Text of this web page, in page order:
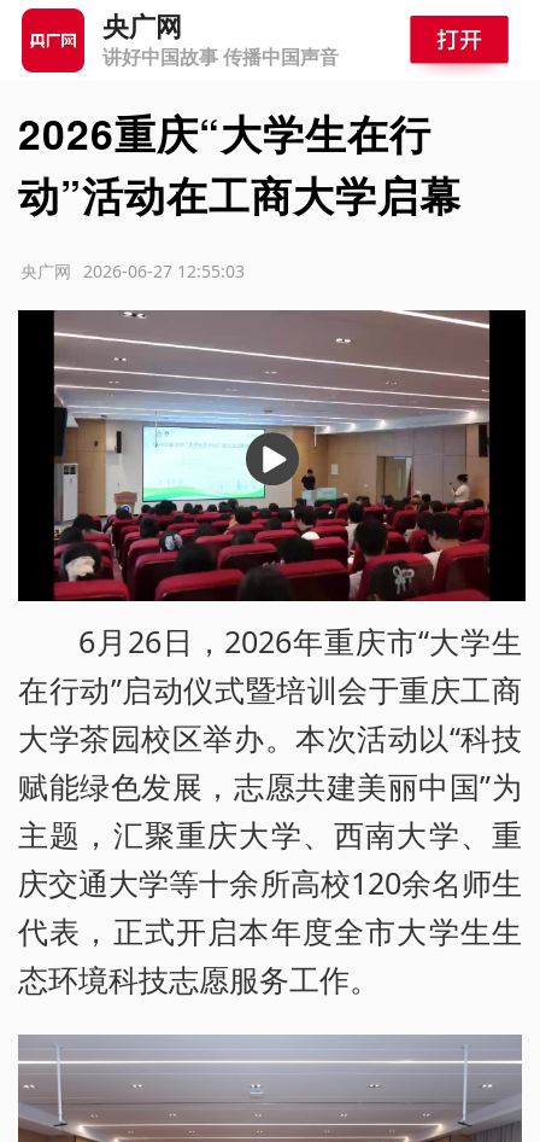
央广网
讲好中国故事 传播中国声音
2026重庆“大学生在行
动”活动在工商大学启幕
2026-06-27 12:55:03
央广网
播
放
6月26日，2026年重庆市“大学生
在行动”启动仪式暨培训会于重庆工商
大学茶园校区举办。本次活动以“科技
赋能绿色发展，志愿共建美丽中国”为
主题，汇聚重庆大学、西南大学、重
庆交通大学等十余所高校120余名师生
代表，正式开启本年度全市大学生生
态环境科技志愿服务工作。